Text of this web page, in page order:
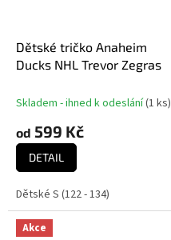
Dětské tričko Anaheim
Ducks NHL Trevor Zegras
Skladem - ihned k odeslání(1 ks)
od 599 Kč
DETAIL
Dětské S (122 - 134)
Akce